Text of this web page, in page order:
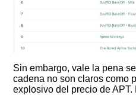
Sin embargo, vale la pena
cadena no son claros como
explosivo del precio de APT.